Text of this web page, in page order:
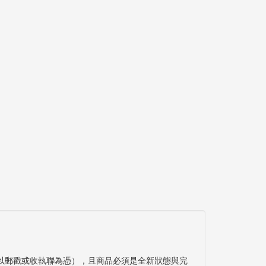
戳或收執聯為憑），且商品必須是全新狀態與完